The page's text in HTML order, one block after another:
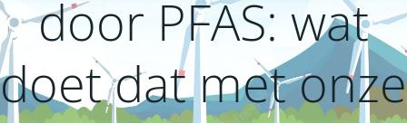
door PFAS: wat
doet dat met onze